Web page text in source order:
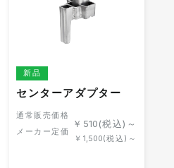
新品
センターアダプター
通常販売価格
￥ 510(税込)～
メーカー定価
￥ 1,500(税込)～